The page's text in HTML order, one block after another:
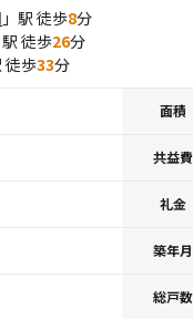
」駅 徒歩8分
駅 徒歩26分
徒歩33分
面積
共益費
礼金
築年月
総戸数